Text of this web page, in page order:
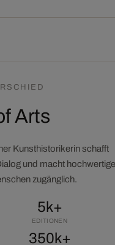
Arts
Kunsthistorikerin schafft
und macht hochwertige
zugänglich.
5k+
EDITIONEN
350k+